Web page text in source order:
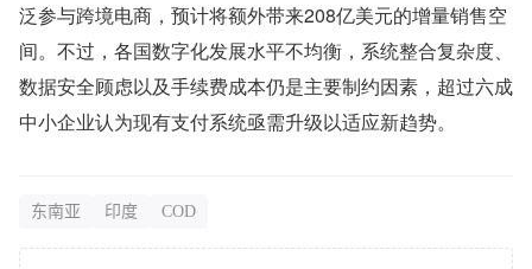
泛参与跨境电商，预计将额外带来208亿美元的增量销售空
间。不过，各国数字化发展水平不均衡，系统整合复杂度、
数据安全顾虑以及手续费成本仍是主要制约因素，超过六成
中小企业认为现有支付系统亟需升级以适应新趋势。
东南亚 印度 COD